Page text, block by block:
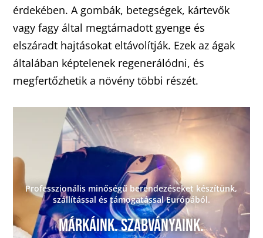
érdekében. A gombák, betegségek, kártevők
vagy fagy által megtámadott gyenge és
elszáradt hajtásokat eltávolítják. Ezek az ágak
általában képtelenek regenerálódni, és
megfertőzhetik a növény többi részét.
Professzionális minőségű berendezéseket készítünk,
szállítással és támogatással Európából.
Márkáink. Szabványaink.